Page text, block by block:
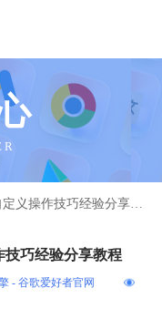
R
操作技巧经验分享教程
技巧经验分享教程
- 谷歌爱好者官网